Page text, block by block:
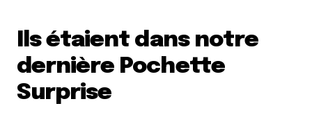
Ils étaient dans notre
dernière Pochette
Surprise